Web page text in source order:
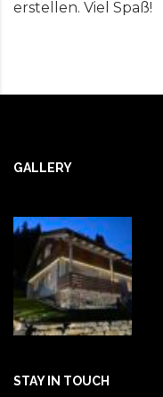
erstellen. Viel Spaß!
GALLERY
STAY IN TOUCH